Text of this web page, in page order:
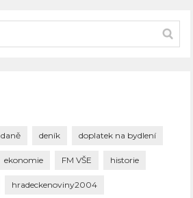
daně deník doplatek na bydlení
ekonomie FM VŠE historie
hradeckenoviny2004